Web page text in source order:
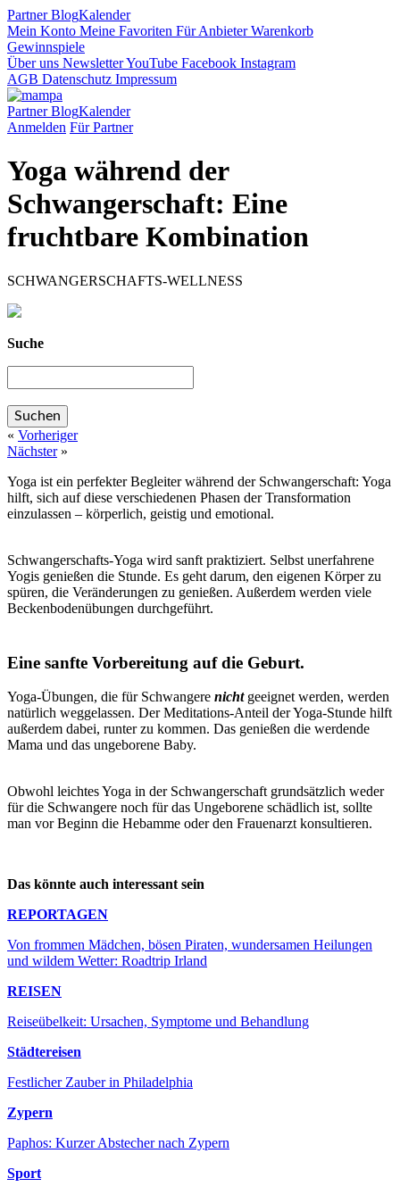
PartnerBlogKalender
Mein Konto Meine Favoriten Für AnbieterWarenkorb
Gewinnspiele
Über uns NewsletterYouTube Facebook Instagram
AGB Datenschutz Impressum
PartnerBlogKalender
Anmelden Für Partner
Yoga während der
Schwangerschaft: Eine
fruchtbare Kombination
SCHWANGERSCHAFTS-WELLNESS
Suche
« Vorheriger
Nächster»
Yoga ist ein perfekter Begleiter während der Schwangerschaft: Yoga
hilft, sich auf diese verschiedenen Phasen der Transformation
einzulassen – körperlich, geistig und emotional.
Schwangerschafts-Yoga wird sanft praktiziert. Selbst unerfahrene
Yogis genießen die Stunde. Es geht darum, den eigenen Körper zu
spüren, die Veränderungen zu genießen. Außerdem werden viele
Beckenbodenübungen durchgeführt.
Eine sanfte Vorbereitung auf die Geburt.
Yoga-Übungen, die für Schwangere nichtgeeignet werden, werden
natürlich weggelassen. Der Meditations-Anteil der Yoga-Stunde hilft
außerdem dabei, runter zu kommen. Das genießen die werdende
Mama und das ungeborene Baby.
Obwohl leichtes Yoga in der Schwangerschaft grundsätzlich weder
für die Schwangere noch für das Ungeborene schädlich ist, sollte
man vor Beginn die Hebamme oder den Frauenarzt konsultieren.
Das könnte auch interessant sein
REPORTAGEN
Von frommen Mädchen, bösen Piraten, wundersamen Heilungen
und wildem Wetter: Roadtrip Irland
REISEN
Reiseübelkeit: Ursachen, Symptome und Behandlung
Städtereisen
Festlicher Zauber in Philadelphia
Zypern
Paphos: Kurzer Abstecher nach Zypern
Sport